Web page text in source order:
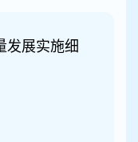
发展实施细